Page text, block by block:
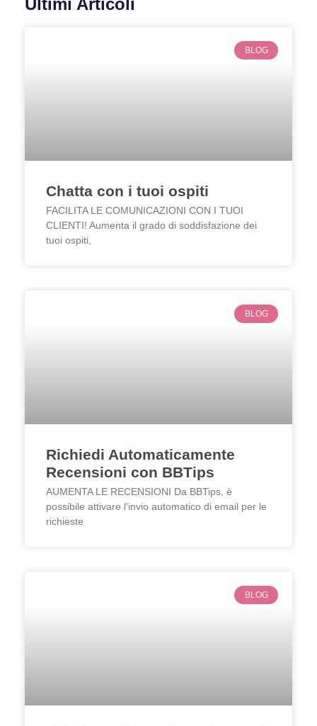
BLOG
Chatta con i tuoi ospiti
FACILITA LE COMUNICAZIONI CON I TUOI
CLIENTI! Aumenta il grado di soddisfazione dei
tuoi ospiti,
BLOG
Richiedi Automaticamente
Recensioni con BBTips
AUMENTA LE RECENSIONI Da BBTips, è
possibile attivare l’invio automatico di email per le
richieste
BLOG